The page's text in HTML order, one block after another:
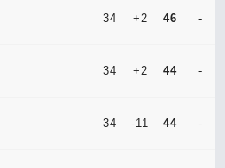
34 +2 46 -
34 +2 44 -
34 -11 44 -